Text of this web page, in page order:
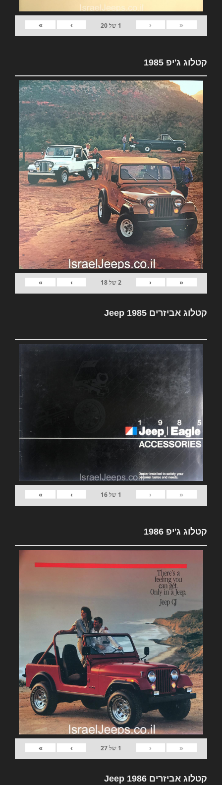
«
‹
1 של20
›
»
קטלוג ג'יפ 1985
«
‹
2של18
›
»
קטלוג אביזרים Jeep 1985
«
‹
1 של16
›
»
קטלוג ג'יפ 1986
«
‹
1 של27
›
»
קטלוג אביזרים Jeep 1986